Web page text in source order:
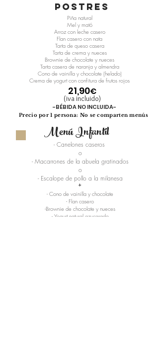
SALSAS EXTRA: SUPLEMENTO 1,00€
(MAHONESA/ALL I OLI)
postres
Piña natural
Mel y mató
Arroz con leche casero
Flan casero con nata
Tarta de queso casera
Tarta de crema y nueces
Brownie de chocolate y nueces
Tarta casera de naranja y almendra
Cono de vainilla y chocolate (helado)
Crema de yogurt con confitura de frutos rojos
21,90€
(iva incluido)
-BÉBIDA NO INCLUIDA-
Precio por 1 persona: No se comparten menús
16,00€
Menú Infantil
- Canelones caseros
o
-Macarrones de la abuela gratinados
o
- Escalope de pollo a la milanesa
+
- Cono de vainilla y chocolate
- Flan casero
-Brownie de chocolate y nueces
- Yogurt natural azucarado